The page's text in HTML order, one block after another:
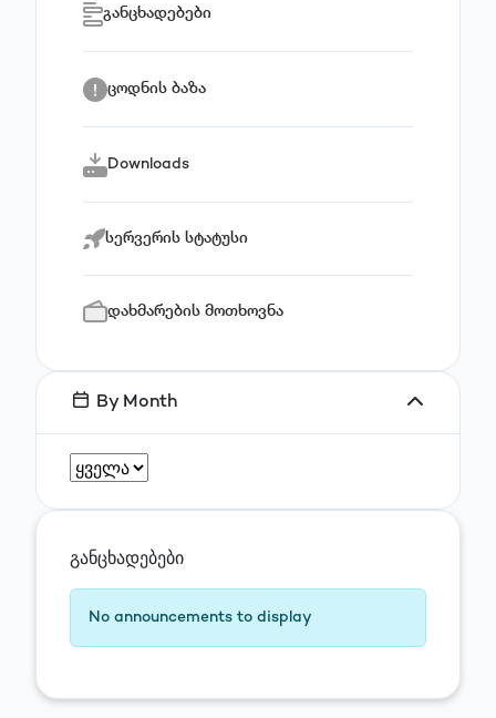
რეგისტრაცია
Eng
განცხადებები
ცოდნის ბაზა
Downloads
სერვერის სტატუსი
დახმარების მოთხოვნა
By Month
განცხადებები
No announcements to display